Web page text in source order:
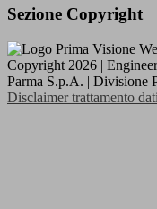
Sezione Copyright
Copyright 2026 |
Parma S.p.A. | Divisione
Disclaimer trattamento